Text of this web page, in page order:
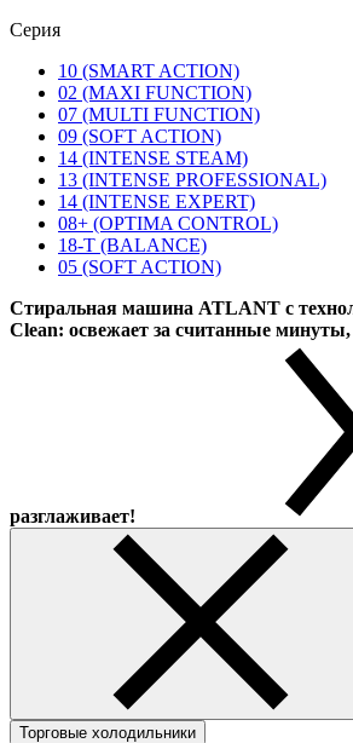
Серия
10 (SMART ACTION)
02 (MAXI FUNCTION)
07 (MULTI FUNCTION)
09 (SOFT ACTION)
14 (INTENSE STEAM)
13 (INTENSE PROFESSIONAL)
14 (INTENSE EXPERT)
08+ (OPTIMA CONTROL)
18-T (BALANCE)
05 (SOFT ACTION)
Стиральная машина ATLANT с
Clean: освежает за считанные
разглаживает!
Торговые холодильники